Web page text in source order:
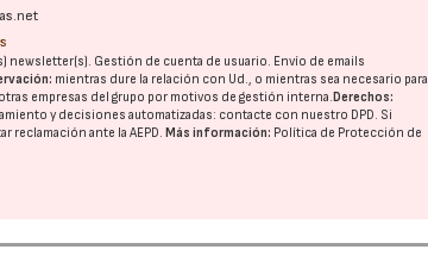
newsletter(s). Gestión de cuenta de usuario. Envío de emails
mientras dure la relación con Ud., o mientras sea necesario para
empresas del grupo por motivos de gestión interna.Derechos:
y decisiones automatizadas: contacte con nuestro DPD. Si
reclamación ante laAEPD.Más información: Política de Protección de
21/07/2026 28/07/2026